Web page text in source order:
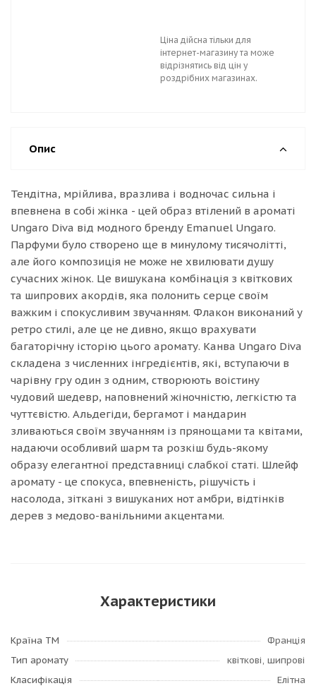
Ціна дійсна тільки для
інтернет-магазину та може
відрізнятись від цін у
роздрібних магазинах.
Опис
Тендітна, мрійлива, вразлива і водночас сильна і
впевнена в собі жінка - цей образ втілений в ароматі
Ungaro Diva від модного бренду Emanuel Ungaro.
Парфуми було створено ще в минулому тисячолітті,
але його композиція не може не хвилювати душу
сучасних жінок. Це вишукана комбінація з квіткових
та шипрових акордів, яка полонить серце своїм
важким і спокусливим звучанням. Флакон виконаний у
ретро стилі, але це не дивно, якщо врахувати
багаторічну історію цього аромату. Канва Ungaro Diva
складена з численних інгредієнтів, які, вступаючи в
чарівну гру один з одним, створюють воістину
чудовий шедевр, наповнений жіночністю, легкістю та
чуттєвістю. Альдегіди, бергамот і мандарин
зливаються своїм звучанням із прянощами та квітами,
надаючи особливий шарм та розкіш будь-якому
образу елегантної представниці слабкої статі. Шлейф
аромату - це спокуса, впевненість, рішучість і
насолода, зіткані з вишуканих нот амбри, відтінків
дерев з медово-ванільними акцентами.
Характеристики
Країна ТМ
Франція
Тип аромату
квіткові, шипрові
Класифікація
Елітна